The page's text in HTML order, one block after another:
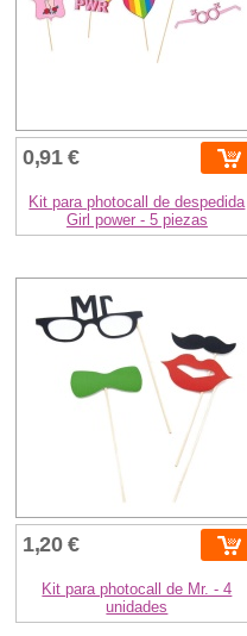
0,91 €
Kit para photocall de despedida
Girl power - 5 piezas
1,20 €
Kit para photocall de Mr. - 4
unidades